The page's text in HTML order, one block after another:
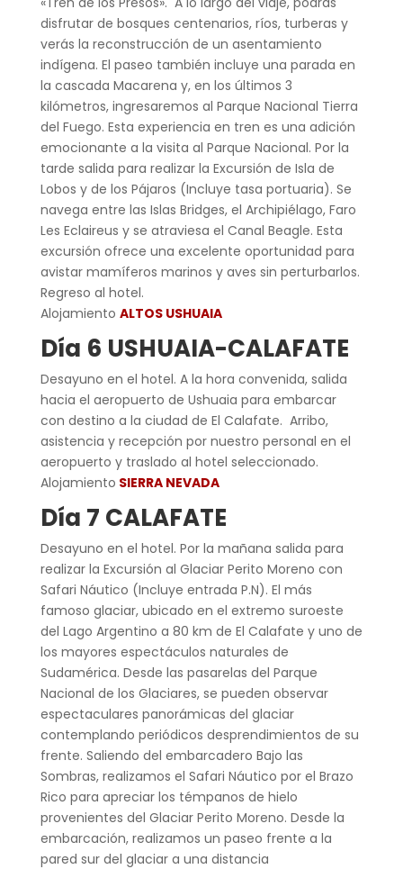
disfrutar de bosques centenarios, ríos, turberas y
verás la reconstrucción de un asentamiento
indígena. El paseo también incluye una parada en
la cascada Macarena y, en los últimos 3
kilómetros, ingresaremos al Parque Nacional Tierra
del Fuego. Esta experiencia en tren es una adición
emocionante a la visita al Parque Nacional. Por la
tarde salida para realizar la Excursión de Isla de
Lobos y de los Pájaros (Incluye tasa portuaria). Se
navega entre las Islas Bridges, el Archipiélago, Faro
Les Eclaireus y se atraviesa el Canal Beagle. Esta
excursión ofrece una excelente oportunidad para
avistar mamíferos marinos y aves sin perturbarlos.
Regreso al hotel.
Alojamiento ALTOS USHUAIA
Día 6 USHUAIA-CALAFATE
Desayuno en el hotel. A la hora convenida, salida
hacia el aeropuerto de Ushuaia para embarcar
con destino a la ciudad de El Calafate. Arribo,
asistencia y recepción por nuestro personal en el
aeropuerto y traslado al hotel seleccionado.
Alojamiento SIERRA NEVADA
Día 7 CALAFATE
Desayuno en el hotel. Por la mañana salida para
realizar la Excursión al Glaciar Perito Moreno con
Safari Náutico (Incluye entrada P.N). El más
famoso glaciar, ubicado en el extremo suroeste
del Lago Argentino a 80 km de El Calafate y uno de
los mayores espectáculos naturales de
Sudamérica. Desde las pasarelas del Parque
Nacional de los Glaciares, se pueden observar
espectaculares panorámicas del glaciar
contemplando periódicos desprendimientos de su
frente. Saliendo del embarcadero Bajo las
Sombras, realizamos el Safari Náutico por el Brazo
Rico para apreciar los témpanos de hielo
provenientes del Glaciar Perito Moreno. Desde la
embarcación, realizamos un paseo frente a la
pared sur del glaciar a una distancia